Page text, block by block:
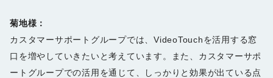
菊地様：
カスタマーサポートグループでは、VideoTouchを活用する窓
口を増やしていきたいと考えています。また、カスタマーサポ
ートグループでの活用を通じて、しっかりと効果が出ている点